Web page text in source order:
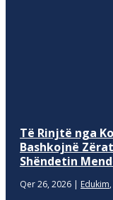
Të Rinjtë nga
Bashkojnë
Shëndetin
Qer 26, 2026 | Edukim,